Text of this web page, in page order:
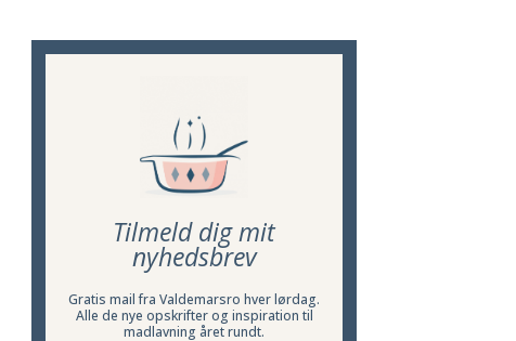
Tilmeld dig mit
nyhedsbrev
Gratis mail fra Valdemarsro hver lørdag.
Alle de nye opskrifter og inspiration til
madlavning året rundt.